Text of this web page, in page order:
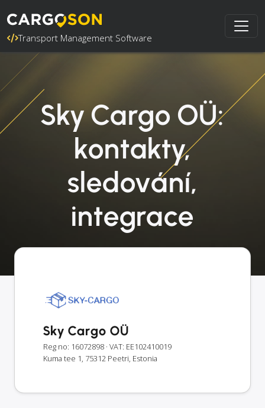
Transport Management Software
Sky Cargo OÜ:
kontakty,
sledování,
integrace
Sky Cargo OÜ
Reg no: 16072898 · VAT: EE102410019
Kuma tee 1, 75312 Peetri, Estonia